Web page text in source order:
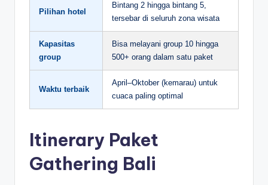
Pilihan hotel
Bintang 2 hingga bintang 5,
tersebar di seluruh zona wisata
Kapasitas
group
Bisa melayani group 10 hingga
500+ orang dalam satu paket
Waktu terbaik
April–Oktober (kemarau) untuk
cuaca paling optimal
Itinerary Paket
Gathering Bali